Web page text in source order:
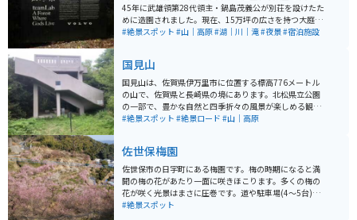
45年に武雄領第28代領主・鍋島茂義公が別荘を設けたた
めに造園されました。現在、15万坪の広さを持つ大庭園
は、平成22年に国登録記念物に登録されています。 春に
ます。四季を通じて自然とアートが一体となった景色を
楽しむことができます。写真映えのスポットがたくさん
あります。
#絶景スポット #山｜高原#湖｜川｜滝#夜景#宿泊施設
国見山
国見山は、佐賀県伊万里市に位置する標高776メートル
の山で、佐賀県と長崎県の境にあります。北松県立公園
の一部で、豊かな自然と四季折々の風景が楽しめる観光
スポットです。山頂には展望台があり、360度のパノラ
山道が整備されており、初心者から上級者まで楽しめる
コースが用意されています。ハイキングやバードウォッ
チングを楽しむ人々にも人気があります。 春には桜やツ
ツジが咲き誇り、秋には紅葉が美しく、自然の美しさを
堪能できます。また、国見湖畔公園も近くにあり、ピク
ニックや散策に最適な場所です。キャンプ場も併設され
#絶景スポット #絶景ロード #山｜高原
佐世保梅園
佐世保市の日宇町にある梅園です。梅の時期になると満
開の梅の花があたり一面に咲きほこります。多くの梅の
花が咲く光景はまさに圧巻です。道や駐車場(4～5台)が
分かりづらいので予め各院んしておいた方が良いです。
#絶景スポット